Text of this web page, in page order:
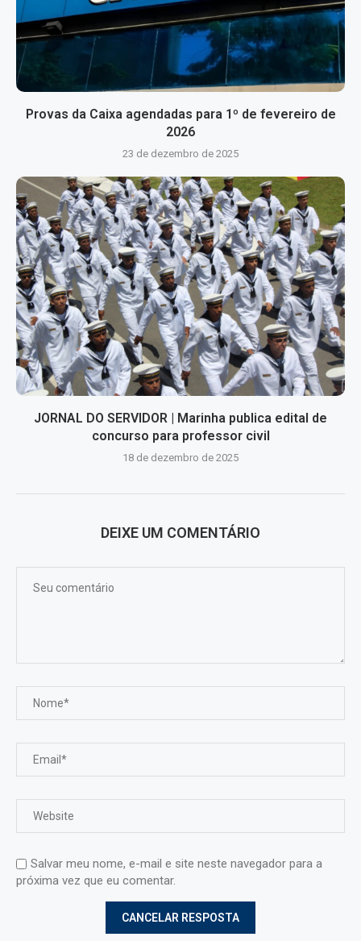
Provas da Caixa agendadas para 1º de fevereiro de
2026
23 de dezembro de 2025
JORNAL DO SERVIDOR | Marinha publica edital de
concurso para professor civil
18 de dezembro de 2025
DEIXE UM COMENTÁRIO
Salvar meu nome, e-mail e site neste navegador para a
próxima vez que eu comentar.